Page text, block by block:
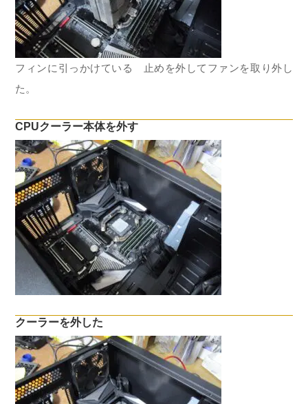
フィンに引っかけている 止めを外してファンを取り外し
た。
CPUクーラー本体を外す
クーラーを外した